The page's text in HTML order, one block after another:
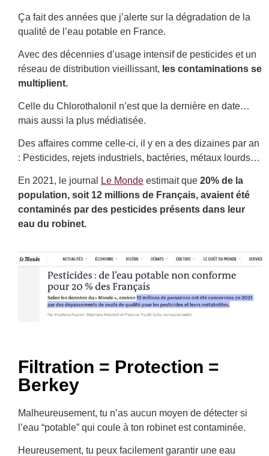
Ça fait des années que j’alerte sur la dégradation de la
qualité de l’eau potable en France.
Avec des décennies d’usage intensif de pesticides et un
réseau de distribution vieillissant, les contaminations se
multiplient.
Celle du Chlorothalonil n’est que la dernière en date…
mais aussi la plus médiatisée.
Des affaires comme celle-ci, il y en a des dizaines par an
: Pesticides, rejets industriels, bactéries, métaux lourds…
En 2021, le journal Le Monde estimait que 20% de la
population, soit 12 millions de Français, avaient été
contaminés par des pesticides présents dans leur
eau du robinet.
Filtration = Protection =
Berkey
Malheureusement, tu n’as aucun moyen de détecter si
l’eau “potable” qui coule à ton robinet est contaminée.
Heureusement, tu peux facilement garantir une eau